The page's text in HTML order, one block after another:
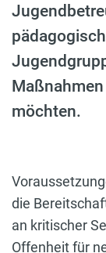
möchten.
die
an kritischer
Offenheit für